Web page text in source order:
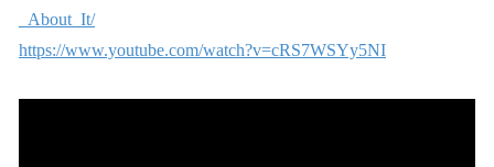
_About_It/
https://www.youtube.com/watch?v=cRS7WSYy5NI